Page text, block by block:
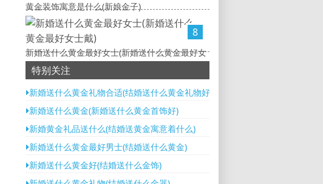
黄金装饰寓意是什么(新娘金子)
8
新婚送什么黄金最好女士(新婚送什么黄金最好女
士戴)
特别关注
新婚送什么黄金礼物合适(结婚送什么黄金礼物好)
新婚送什么黄金(新婚送什么黄金首饰好)
新婚黄金礼品送什么(结婚送黄金寓意着什么)
新婚送什么黄金最好男士(结婚送什么黄金)
新婚送什么黄金好(结婚送什么金饰)